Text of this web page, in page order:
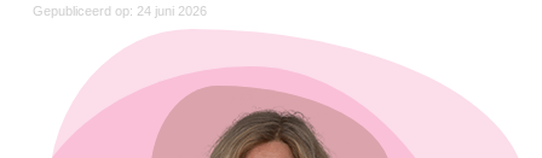
Gepubliceerd op: 24 juni 2026